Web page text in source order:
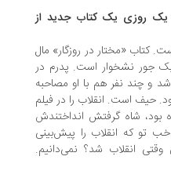
یک کتاب جدید از
در روزگار» مال
است. پدرم در
نفر هم با او مصاحبه
انقلاب را در فیلم
گرفتش انداختندش
انقلاب را پیش‌بینی
شد؟ نمی‌دانیم.